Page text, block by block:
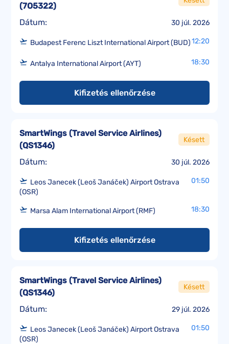
Dátum: 30 júl. 2026
(7O5322)
Budapest Ferenc Liszt International Airport (BUD)12:20
Antalya International Airport (AYT) 18:30
Kifizetés ellenőrzése
Dátum: 30 júl. 2026
SmartWings (Travel Service Airlines)
(QS1346)
Késett
Leos Janecek (Leoš Janáček) Airport Ostrava
(OSR)
01:50
Marsa Alam International Airport (RMF) 18:30
Kifizetés ellenőrzése
Dátum: 29 júl. 2026
SmartWings (Travel Service Airlines)
(QS1346)
Késett
Leos Janecek (Leoš Janáček) Airport Ostrava
(OSR)
01:50